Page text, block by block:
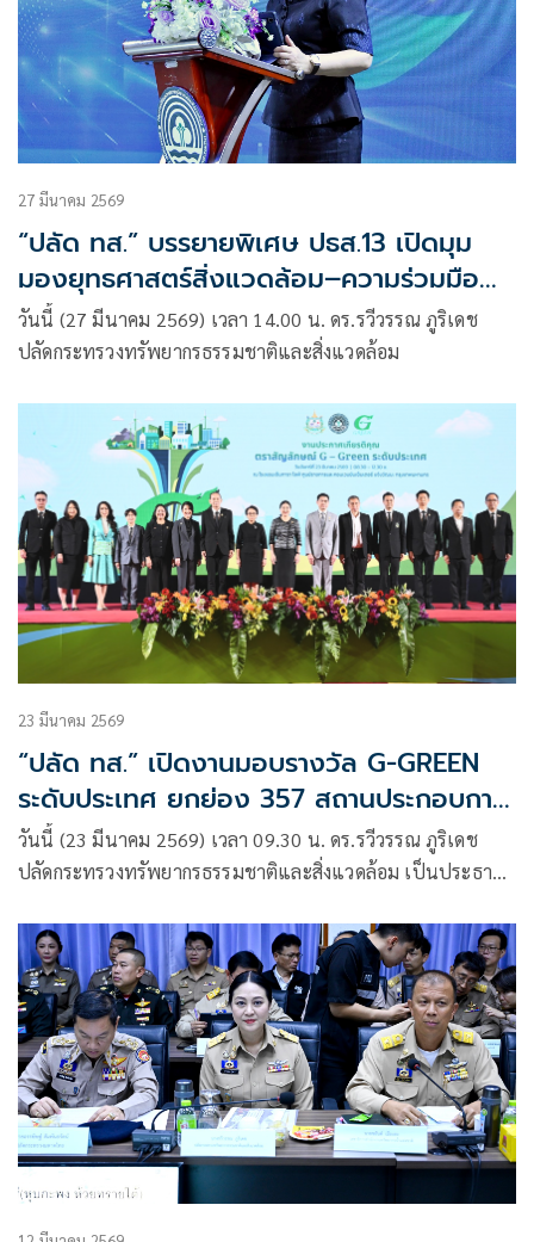
27 มีนาคม 2569
“ปลัด ทส.” บรรยายพิเศษ ปธส.13 เปิดมุม
มองยุทธศาสตร์สิ่งแวดล้อม–ความร่วมมือ
โลก เสริมศักยภาพผู้นำยุคใหม่
วันนี้ (27 มีนาคม 2569) เวลา 14.00 น. ดร.รวีวรรณ ภูริเดช
ปลัดกระทรวงทรัพยากรธรรมชาติและสิ่งแวดล้อม
23 มีนาคม 2569
“ปลัด ทส.” เปิดงานมอบรางวัล G-GREEN
ระดับประเทศ ยกย่อง 357 สถานประกอบการ
หนุนขับเคลื่อนไทยสู่สังคมคาร์บอนต่ำอย่าง
ยั่งยืน
วันนี้ (23 มีนาคม 2569) เวลา 09.30 น. ดร.รวีวรรณ ภูริเดช
ปลัดกระทรวงทรัพยากรธรรมชาติและสิ่งแวดล้อม เป็นประธาน
ประเทศ ณ โรงแรมเซ็นทารา ไลฟ์ ศูนย์ราชการและคอนเวนชัน
เซ็นเตอร์ แจ้งวัฒนะ กรุงเทพมหานคร โดยมีคณะผู้บริหาร ผู้
แทนจากหน่วยงานภาครัฐและเอกชนเข้าร่วมงาน